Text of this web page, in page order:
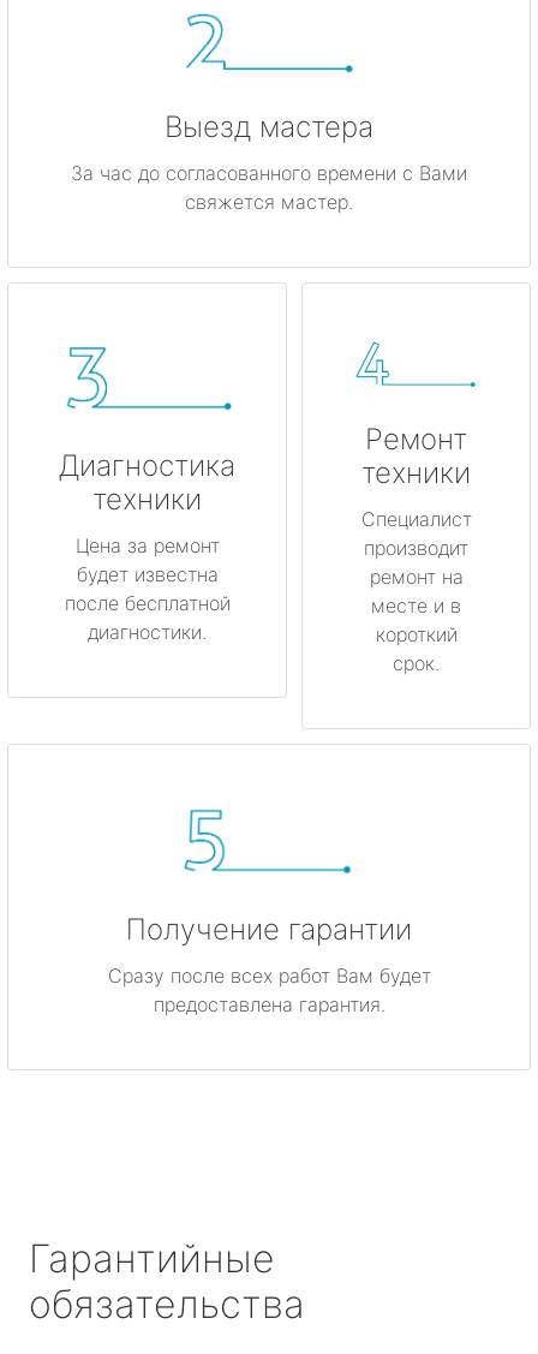
метро Красные ворота
метро Калужская
метро Домодедовская
метро Крылатское
метро Лубянка
метро Котельники
метро Коньково
метро Менделеевская
метро Красногвардейская
метро Мякинино
метро Кузьминки
метро Китай-город
метро Нагатинская
метро Каширская
метро Нагорная
Выезд мастера
За час до согласованного времени с Вами
свяжется мастер.
Диагностика
техники
Цена за ремонт
будет известна
после бесплатной
диагностики.
Ремонт
техники
Специалист
производит
ремонт на
месте и в
короткий
срок.
Получение гарантии
Сразу после всех работ Вам будет
предоставлена гарантия.
Гарантийные
обязательства